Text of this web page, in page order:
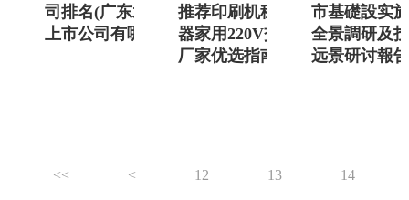
司排名(广东水产
上市公司有哪些)
推荐印刷机稳压
器家用220V交流
厂家优选指南！
市基礎設实
全景調研及
远景研讨報
<< < 12 13 14